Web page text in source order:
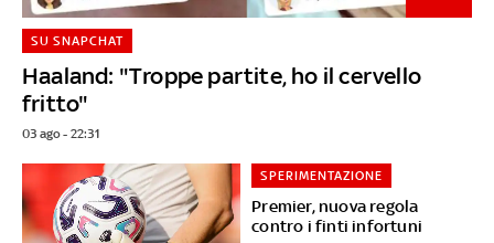
Haaland: "Troppe partite, ho il cervello
fritto"
SU SNAPCHAT
03 ago - 22:31
Premier, nuova regola
contro i finti infortuni
SPERIMENTAZIONE